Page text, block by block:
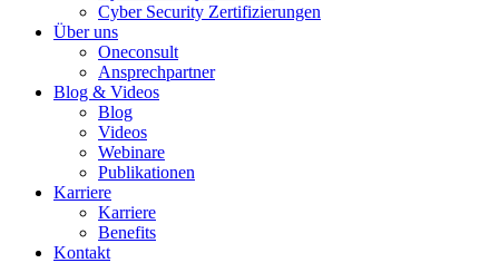
Cyber Security Zertifizierungen
Über uns
Oneconsult
Ansprechpartner
Blog & Videos
Blog
Videos
Webinare
Publikationen
Karriere
Karriere
Benefits
Kontakt